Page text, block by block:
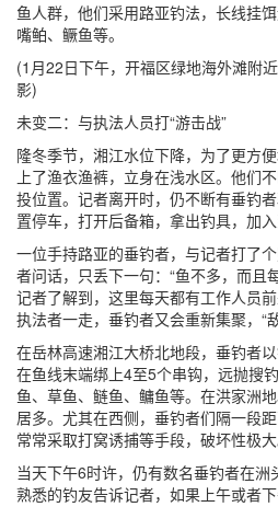
鱼人群，他们采用路亚钓法，长线挂
嘴鲌、鳜鱼等。
(1月22日下午，开福区绿地海外滩附
影)
未变二：与执法人员打“游击战”
隆冬季节，湘江水位下降，为了更方
上了渔衣渔裤，立身在浅水区。他们
投位置。记者离开时，仍不断有垂钓
置停车，打开后备箱，拿出钓具，加入
一位手持路亚的垂钓者，与记者打了
者问话，只丢下一句：“鱼不多，而且
记者了解到，这里每天都有工作人员
执法者一走，垂钓者又会重新集聚，“
在岳林高速湘江大桥北地段，垂钓者
在鱼线末端绑上4至5个串钩，远抛搜
鱼、草鱼、鲢鱼、鳙鱼等。在洪家洲
居多。尤其在西侧，垂钓者们隔一段
常常采取打窝诱捕等手段，破坏性极大
当天下午6时许，仍有数名垂钓者在
熟悉的钓友告诉记者，如果上午或者